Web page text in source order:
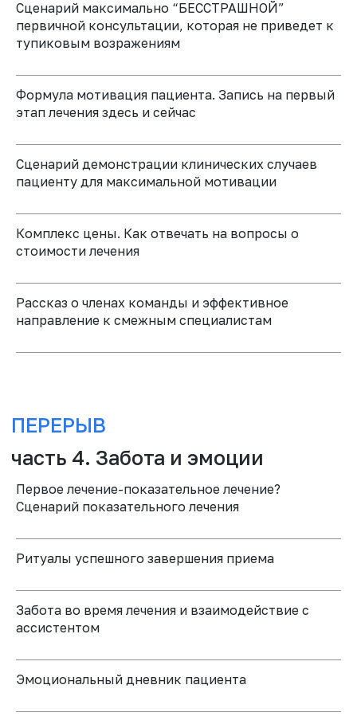
Сценарий максимально “БЕССТРАШНОЙ”
первичной консультации, которая не приведет к
тупиковым возражениям
Формула мотивация пациента. Запись на первый
этап лечения здесь и сейчас
Сценарий демонстрации клинических случаев
пациенту для максимальной мотивации
Комплекс цены. Как отвечать на вопросы о
стоимости лечения
Рассказ о членах команды и эффективное
направление к смежным специалистам
Первое лечение-показательное лечение?
Сценарий показательного лечения
Ритуалы успешного завершения приема
Забота во время лечения и взаимодействие с
ассистентом
Эмоциональный дневник пациента
ВСЕГДА
РЕЗУЛЬТАТ
СПИКЕР КУРСА